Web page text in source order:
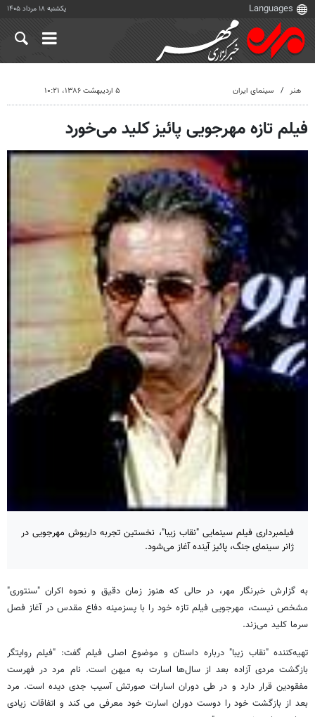
یکشنبه ۱۸ مرداد ۱۴۰۵
هنر سینمای ایران ۵ اردیبهشت ۱۳۸۶، ۱۰:۲۱
فیلم تازه مهرجویی پائیز کلید می‌خورد
فیلمبرداری فیلم سینمایی "نقاب زیبا"، نخستین تجربه داریوش مهرجویی در
ژانر سینمای جنگ، پائیز آینده آغاز می‌شود.
به گزارش خبرنگار مهر، در حالی که هنوز زمان دقیق و نحوه اکران "سنتوری"
مشخص نیست، مهرجویی فیلم تازه خود را با پسزمینه دفاع مقدس در آغاز فصل
سرما کلید می‌زند.
تهیه‌کننده "نقاب زیبا" درباره داستان و موضوع اصلی فیلم گفت: "فیلم روایتگر
بازگشت مردی آزاده بعد از سال‌ها اسارت به میهن است. نام مرد در فهرست
مفقودین قرار دارد و در طی دوران اسارات صورتش آسیب جدی دیده است. مرد
بعد از بازگشت خود را دوست دوران اسارت خود معرفی می کند و اتفاقات زیادی